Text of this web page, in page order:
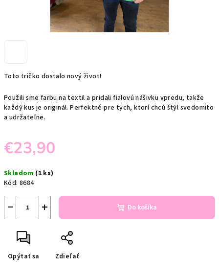
Toto tričko dostalo nový život!
Použili sme farbu na textil a pridali fialovú nášivku vpredu, takže
každý kus je originál. Perfektné pre tých, ktorí chcú štýl svedomito
a udržateľne.
€23,90
cena:
Skladom (1 ks)
Kód: 8684
+
− Do košíka
Opýtať sa Zdieľať